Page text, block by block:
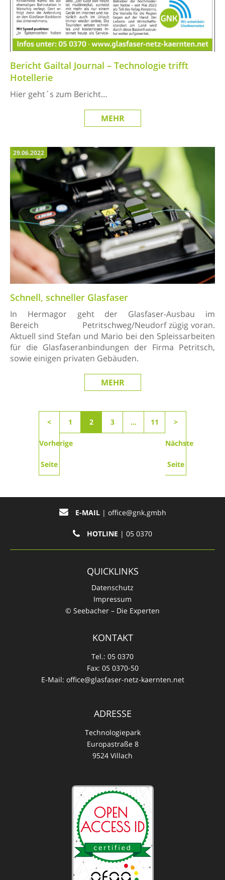
Bericht Gailtal Journal – Technologie trifft
Hotellerie
Hier geht´s zum Bericht…
MEHR
Schnell, schneller Glasfaser
29.06.2022
In Hermagor geht der Glasfaser-Ausbau im
Bereich Petritschweg/Neudorf zügig voran.
Aktuell sind Stefan und Mario bei den Spleissarbeiten
für die Glasfaseranbindungen der Firma Petritsch,
sowie einigen privaten Gebäuden.
MEHR
Vorherige
Seite
1 2 3 … 11
Nächste
Seite
E-MAIL| office@gnk.gmbh
HOTLINE | 05 0370
QUICKLINKS
Datenschutz
Impressum
© Seebacher – Die Experten
KONTAKT
Tel.: 05 0370
Fax: 05 0370-50
E-Mail: office@glasfaser-netz-kaernten.net
ADRESSE
Technologiepark
Europastraße 8
9524 Villach